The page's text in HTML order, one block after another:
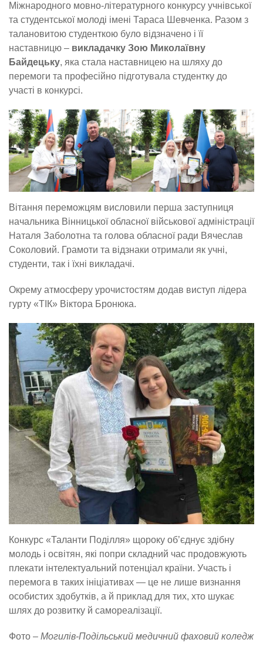
Міжнародного мовно-літературного конкурсу учнівської
та студентської молоді імені Тараса Шевченка. Разом з
талановитою студенткою було відзначено і її
наставницю – викладачку Зою Миколаївну
Байдецьку, яка стала наставницею на шляху до
перемоги та професійно підготувала студентку до
участі в конкурсі.
Вітання переможцям висловили перша заступниця
начальника Вінницької обласної військової адміністрації
Наталя Заболотна та голова обласної ради Вячеслав
Соколовий. Грамоти та відзнаки отримали як учні,
студенти, так і їхні викладачі.
Окрему атмосферу урочистостям додав виступ лідера
гурту «ТІК» Віктора Бронюка.
Конкурс «Таланти Поділля» щороку об’єднує здібну
молодь і освітян, які попри складний час продовжують
плекати інтелектуальний потенціал країни. Участь і
перемога в таких ініціативах — це не лише визнання
особистих здобутків, а й приклад для тих, хто шукає
шлях до розвитку й самореалізації.
Фото – Могилів-Подільський медичний фаховий коледж